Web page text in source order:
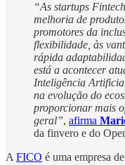
“As startups
melhoria de
promotores da
flexibilidade, às
rápida
está a acontecer
Inteligência
na evolução do
proporcionar mais
geral”, afirma
da finvero e do
A FICO é uma empresa